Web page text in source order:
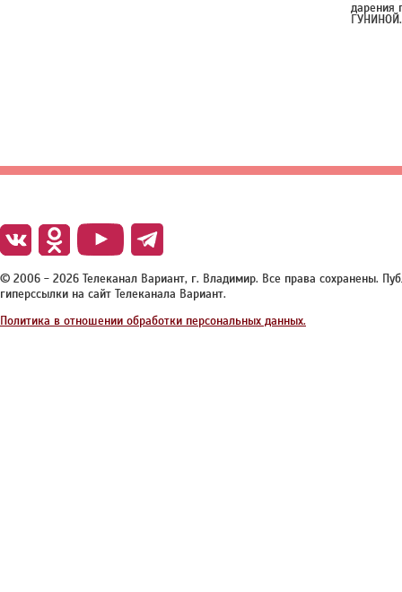
дарения
ГУНИНОЙ.
© 2006 - 2026 Телеканал Вариант, г. Владимир. Все права сохранены.
гиперссылки на сайт Телеканала Вариант.
Политика в отношении обработки персональных данных.